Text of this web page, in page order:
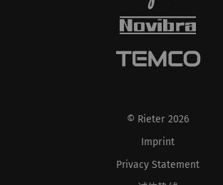
© Rieter 2026
Imprint
Privacy Statement